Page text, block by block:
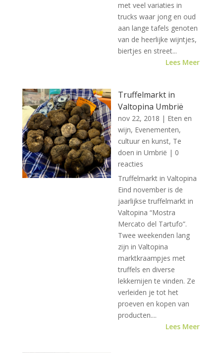
met veel variaties in
trucks waar jong en oud
aan lange tafels genoten
van de heerlijke wijntjes,
biertjes en street...
Lees Meer
Truffelmarkt in
Valtopina Umbrië
nov 22, 2018 | Eten en
wijn, Evenementen,
cultuur en kunst, Te
doen in Umbrië | 0
reacties
Truffelmarkt in Valtopina
Eind november is de
jaarlijkse truffelmarkt in
Valtopina “Mostra
Mercato del Tartufo”.
Twee weekenden lang
zijn in Valtopina
marktkraampjes met
truffels en diverse
lekkernijen te vinden. Ze
verleiden je tot het
proeven en kopen van
producten....
Lees Meer